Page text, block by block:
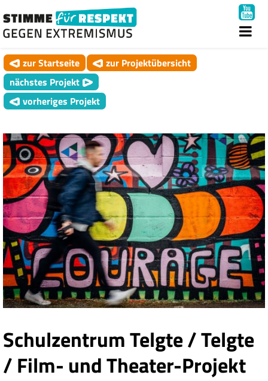
zur Startseite
zur Projektübersicht
nächstes Projekt
vorheriges Projekt
Schulzentrum Telgte / Telgte
/ Film- und Theater-Projekt